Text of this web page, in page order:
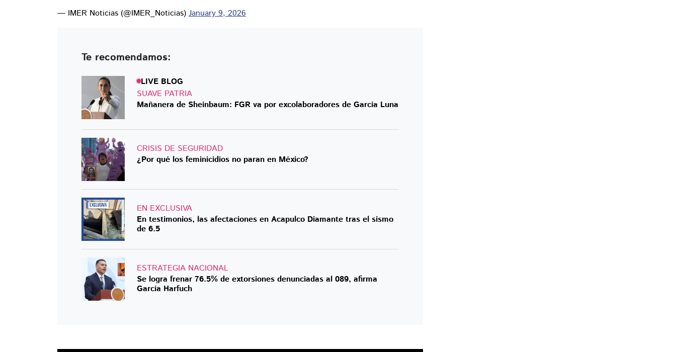
— IMER Noticias (@IMER_Noticias) January 9, 2026
Te recomendamos:
LIVE BLOG
SUAVE PATRIA
Mañanera de Sheinbaum: FGR va por excolaboradores de García Luna
CRISIS DE SEGURIDAD
¿Por qué los feminicidios no paran en México?
EN EXCLUSIVA
En testimonios, las afectaciones en Acapulco Diamante tras el sismo
de 6.5
ESTRATEGIA NACIONAL
Se logra frenar 76.5% de extorsiones denunciadas al 089, afirma
García Harfuch